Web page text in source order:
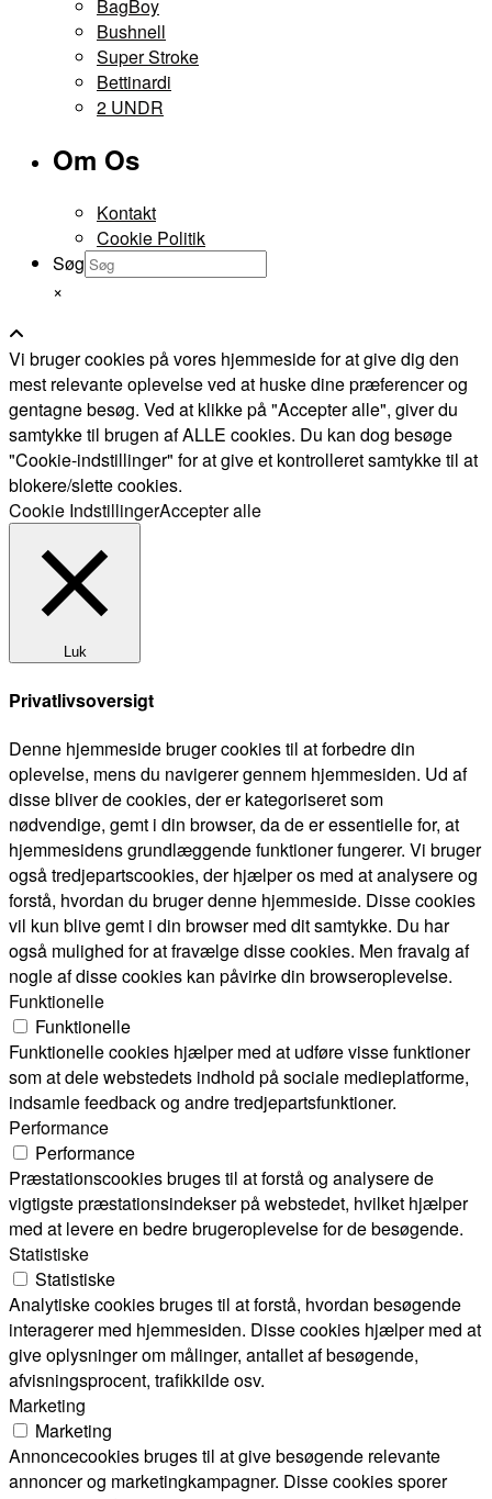
BagBoy
Bushnell
Super Stroke
Bettinardi
2 UNDR
Om Os
Kontakt
Cookie Politik
Søg
×
Vi bruger cookies på vores hjemmeside for at give dig den
mest relevante oplevelse ved at huske dine præferencer og
gentagne besøg. Ved at klikke på "Accepter alle", giver du
samtykke til brugen af ALLE cookies. Du kan dog besøge
"Cookie-indstillinger" for at give et kontrolleret samtykke til at
blokere/slette cookies.
Cookie IndstillingerAccepter alle
Luk
Privatlivsoversigt
Denne hjemmeside bruger cookies til at forbedre din
oplevelse, mens du navigerer gennem hjemmesiden. Ud af
disse bliver de cookies, der er kategoriseret som
nødvendige, gemt i din browser, da de er essentielle for, at
hjemmesidens grundlæggende funktioner fungerer. Vi bruger
også tredjepartscookies, der hjælper os med at analysere og
forstå, hvordan du bruger denne hjemmeside. Disse cookies
vil kun blive gemt i din browser med dit samtykke. Du har
også mulighed for at fravælge disse cookies. Men fravalg af
nogle af disse cookies kan påvirke din browseroplevelse.
Funktionelle
Funktionelle
Funktionelle cookies hjælper med at udføre visse funktioner
som at dele webstedets indhold på sociale medieplatforme,
indsamle feedback og andre tredjepartsfunktioner.
Performance
Performance
Præstationscookies bruges til at forstå og analysere de
vigtigste præstationsindekser på webstedet, hvilket hjælper
med at levere en bedre brugeroplevelse for de besøgende.
Statistiske
Statistiske
Analytiske cookies bruges til at forstå, hvordan besøgende
interagerer med hjemmesiden. Disse cookies hjælper med at
give oplysninger om målinger, antallet af besøgende,
afvisningsprocent, trafikkilde osv.
Marketing
Marketing
Annoncecookies bruges til at give besøgende relevante
annoncer og marketingkampagner. Disse cookies sporer